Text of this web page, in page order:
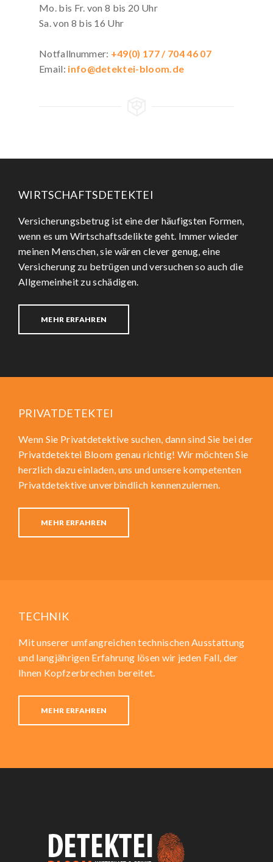
Mo. bis Fr. von 8 bis 20 Uhr
Sa. von 8 bis 16 Uhr
Notfallnummer: +49(0) 177 / 704 46 07
Email: info@detektei-bloom.de
WIRTSCHAFTSDETEKTEI
Versicherungsbetrug ist eine der häufigsten Formen,
wenn es um Wirtschaftsdelikte geht. Immer wieder
meinen Menschen, sie wären clever genug, eine
Versicherung zu betrügen und versuchen so auch die
Allgemeinheit zu schädigen.
MEHR ERFAHREN
PRIVATDETEKTEI
Wenn Sie Privatdetektive suchen, dann sind Sie bei der
Privatdetektei Bloom genau richtig! Wir möchten Sie
herzlich dazu einladen, uns und unsere kompetenten
Privatdetektive unverbindlich kennenzulernen.
MEHR ERFAHREN
TECHNIK
Mit unserer umfangreichen technischen Ausstattung
und langjährigen Erfahrung lösen wir jeden Fall, der
Ihnen Kopfzerbrechen bereitet.
MEHR ERFAHREN